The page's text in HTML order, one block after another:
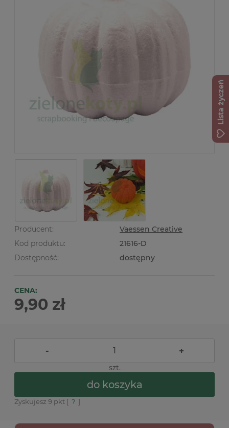
Producent:
Vaessen Creative
Kod produktu:
21616-D
Dostępność:
dostępny
CENA:
9,90 zł
- +
szt.
do koszyka
Zyskujesz 9 pkt [ ? ]
Lista życzeń